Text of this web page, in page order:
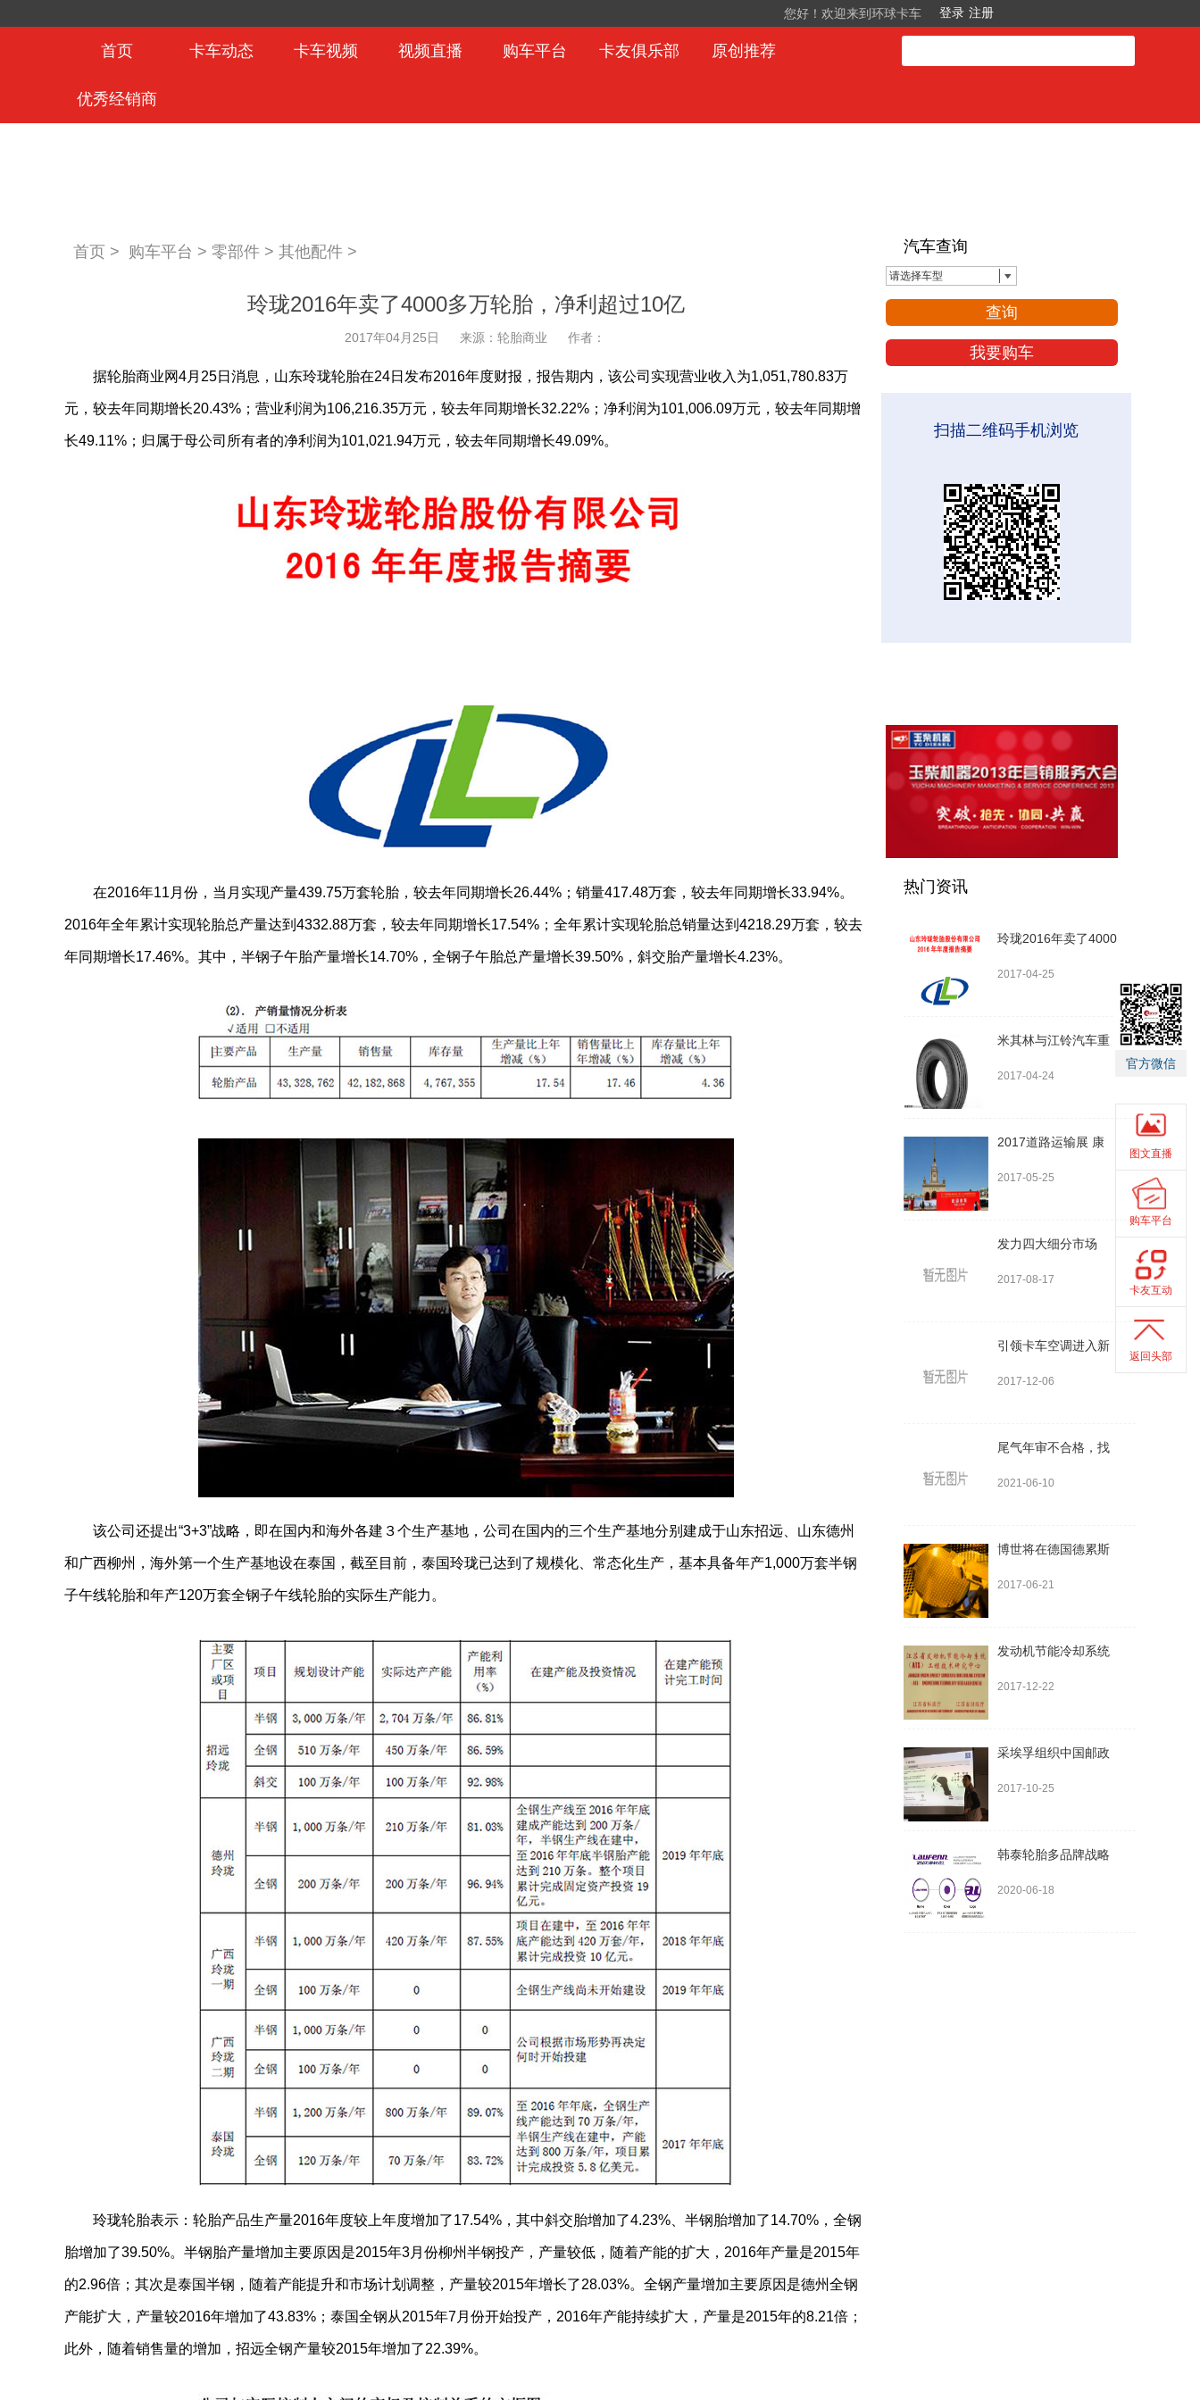
您好！欢迎来到环球卡车
首页 卡车动态 卡车视频 视频直播 购车平台 卡友俱乐部 原创推荐
优秀经销商
首页 > 购车平台 > 零部件 > 其他配件 >
玲珑2016年卖了4000多万轮胎，净利超过10亿
2017年04月25日 来源：轮胎商业 作者：
据轮胎商业网4月25日 消息，山东玲珑轮胎在24日发布2016年度财报，报告期内，该公司实现营业收入为1,051,780.83万
元，较去年同期增长20.43%；营业利润为106,216.35万元，较去年同期增长32.22%；净利润为101,006.09万元，较去年同期增
长49.11%；归属于母公司所有者的净利润为101,021.94万元，较去年同期增长49.09%。
在2016年11月份，当月实现产量439.75万套轮胎，较去年同期增长26.44%；销量417.48万套，较去年同期增长33.94%。
2016年全年累计实现轮胎总产量达到4332.88万套，较去年同期增长17.54%；全年累计实现轮胎总销量达到4218.29万套，较去
年同期增长17.46%。其中，半钢子午胎产量增长14.70%，全钢子午胎总产量增长39.50%，斜交胎产量增长4.23%。
该公司还提出“3+3”战略，即在国内和海外各建３个生产基地，公司在国内的三个生产基地分别建成于山东招远、山东德州
和广西柳州，海外第一个生产基地设在泰国，截至目前，泰国玲珑已达到了规模化、常态化生产，基本具备年产1,000万套半钢
子午线轮胎和年产120万套全钢子午线轮胎的实际生产能力。
玲珑轮胎表示：轮胎产品生产量2016年度较上年度增加了17.54%，其中斜交胎增加了4.23%、半钢胎增加了14.70%，全钢
胎增加了39.50%。半钢胎产量增加主要原因是2015年3月份柳州半钢投产，产量较低，随着产能的扩大，2016年产量是2015年
的2.96倍；其次是泰国半钢，随着产能提升和市场计划调整，产量较2015年增长了28.03%。全钢产量增加主要原因是德州全钢
产能扩大，产量较2016年增加了43.83%；泰国全钢从2015年7月份开始投产，2016年产能持续扩大，产量是2015年的8.21倍；
此外，随着销售量的增加，招远全钢产量较2015年增加了22.39%。
汽车查询
请选择车型
查询
我要购车
扫描二维码手机浏览
热门资讯
玲珑2016年卖了4000
2017-04-25
米其林与江铃汽车重
2017-04-24
2017道路运输展 康
2017-05-25
发力四大细分市场
2017-08-17
引领卡车空调进入新
2017-12-06
尾气年审不合格，找
2021-06-10
博世将在德国德累斯
2017-06-21
发动机节能冷却系统
2017-12-22
采埃孚组织中国邮政
2017-10-25
韩泰轮胎多品牌战略
2020-06-18
官方微信
图文直播
购车平台
卡友互动
返回头部